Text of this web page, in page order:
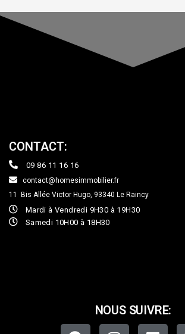
CONTACT:
09 86 11 16 16
contact@homesimmobilier.fr
11 Bis Allée Victor Hugo, 93340 Le Raincy
Mardi à Vendredi 9H30 à 19H30
Samedi 10H00 à 18H30
NOUS SUIVRE: